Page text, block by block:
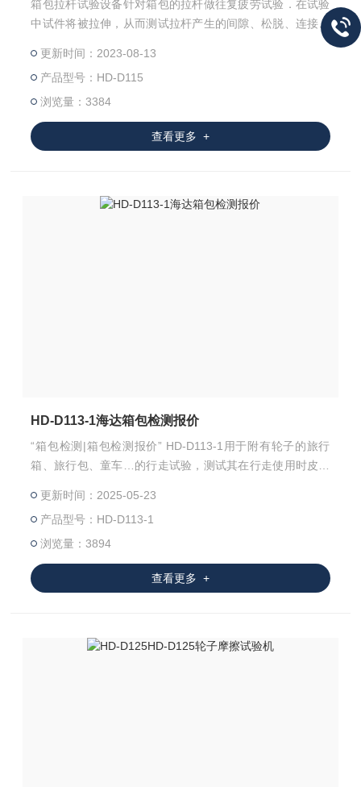
箱包拉杆试验设备针对箱包的拉杆做往复疲劳试验．在试验
中试件将被拉伸，从而测试拉杆产生的间隙、松脱、连接杆
更新时间：2023-08-13
产品型号：HD-D115
浏览量：3384
查看更多 +
HD-D113-1海达箱包检测报价
“箱包检测|箱包检测报价” HD-D113-1用于附有轮子的旅行
箱、旅行包、童车…的行走试验，测试其在行走使用时皮箱
耐热、破裂及损耗量，检测轮子材料的耐磨性及箱子的整体
结构有无破坏情形及变形，试验的结果，可供作改进的参
考。
更新时间：2025-05-23
产品型号：HD-D113-1
浏览量：3894
查看更多 +